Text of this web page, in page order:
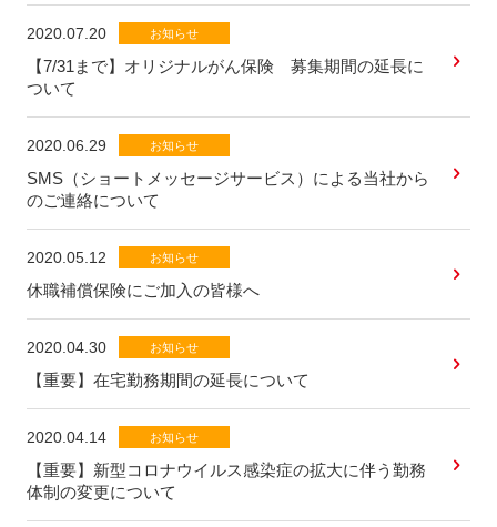
2020.07.20 お知らせ
【7/31まで】オリジナルがん保険 募集期間の延長に
ついて
2020.06.29 お知らせ
SMS（ショートメッセージサービス）による当社から
のご連絡について
2020.05.12 お知らせ
休職補償保険にご加入の皆様へ
2020.04.30 お知らせ
【重要】在宅勤務期間の延長について
2020.04.14 お知らせ
【重要】新型コロナウイルス感染症の拡大に伴う勤務
体制の変更について